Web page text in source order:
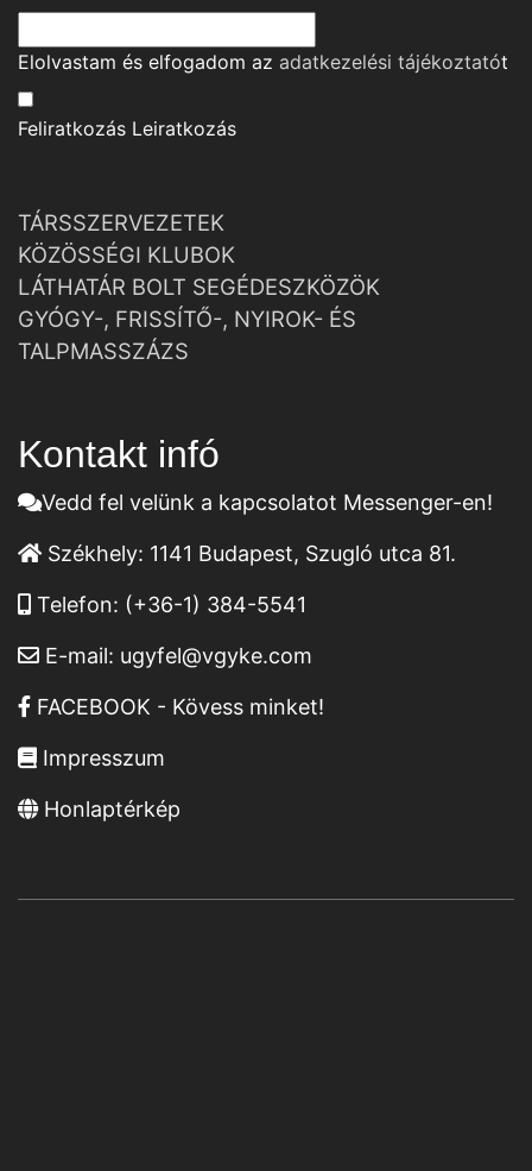
Elolvastam és elfogadom az adatkezelési tájékoztatót
Feliratkozás Leiratkozás
TÁRSSZERVEZETEK
KÖZÖSSÉGI KLUBOK
LÁTHATÁR BOLT SEGÉDESZKÖZÖK
GYÓGY-, FRISSÍTŐ-, NYIROK- ÉS
TALPMASSZÁZS
Kontakt infó
Vedd fel velünk a kapcsolatot Messenger-en!
Székhely: 1141 Budapest, Szugló utca 81.
Telefon: (+36-1) 384-5541
E-mail: ugyfel@vgyke.com
FACEBOOK - Kövess minket!
Impresszum
Honlaptérkép